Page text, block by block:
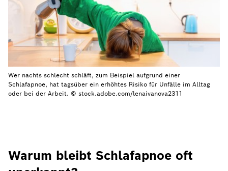
Wer nachts schlecht schläft, zum Beispiel aufgrund einer
Schlafapnoe, hat tagsüber ein erhöhtes Risiko für Unfälle im Alltag
oder bei der Arbeit. © stock.adobe.com/lenaivanova2311
Warum bleibt Schlafapnoe oft